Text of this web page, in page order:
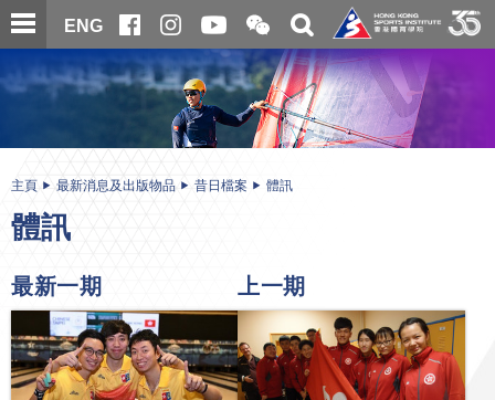
跳
至
內
ENG
開
合
微
信
二
維
碼
關
搜
尋
内
主頁 最新消息及出版物品 昔日檔案 體訊
體訊
最新一期 上一期